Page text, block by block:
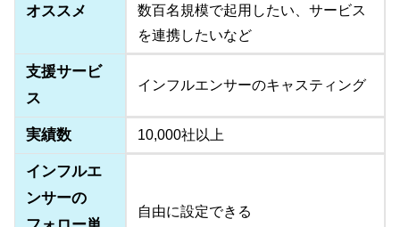
オススメ
数百名規模で起用したい、サービス
を連携したいなど
支援サービ
ス
インフルエンサーのキャスティング
実績数 10,000社以上
インフルエ
ンサーの
自由に設定できる